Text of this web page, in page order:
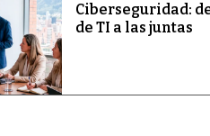
Ciberseguridad:
de TI a las juntas